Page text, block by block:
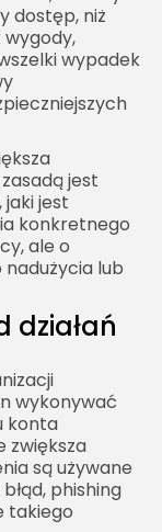
dostęp, niż
wypadek
jest
jest
konkretnego
ale o
lub
działań
wykonywać
konta
zwiększa
są używane
phishing
takiego